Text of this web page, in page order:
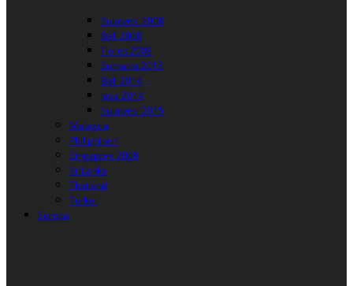
Sulawesi 2008
Bali 2008
Flores 2008
Sumatra 2013
Bali 2014
Java 2014
Sulawesi 2015
Malaysia
Philippinen
Singapore 2008
SriLanka
Thailand
Türkei
Europa